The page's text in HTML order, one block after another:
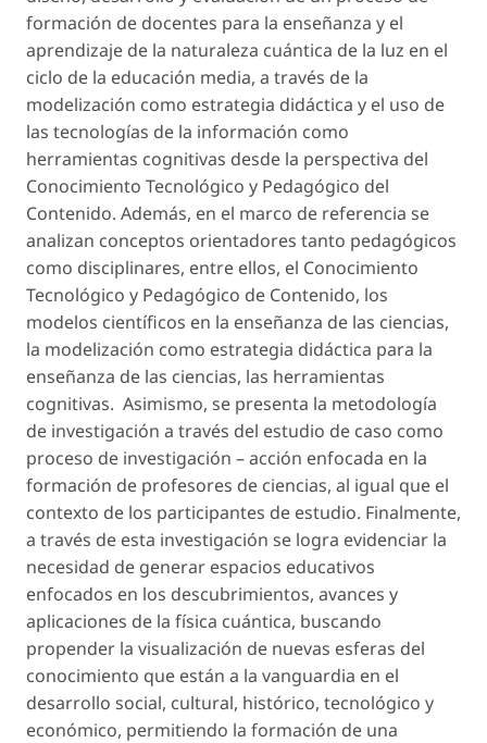
formación de docentes para la enseñanza y el
aprendizaje de la naturaleza cuántica de la luz en el
ciclo de la educación media, a través de la
modelización como estrategia didáctica y el uso de
las tecnologías de la información como
herramientas cognitivas desde la perspectiva del
Conocimiento Tecnológico y Pedagógico del
Contenido. Además, en el marco de referencia se
analizan conceptos orientadores tanto pedagógicos
como disciplinares, entre ellos, el Conocimiento
Tecnológico y Pedagógico de Contenido, los
modelos científicos en la enseñanza de las ciencias,
la modelización como estrategia didáctica para la
enseñanza de las ciencias, las herramientas
cognitivas. Asimismo, se presenta la metodología
de investigación a través del estudio de caso como
proceso de investigación – acción enfocada en la
formación de profesores de ciencias, al igual que el
contexto de los participantes de estudio. Finalmente,
a través de esta investigación se logra evidenciar la
necesidad de generar espacios educativos
enfocados en los descubrimientos, avances y
aplicaciones de la física cuántica, buscando
propender la visualización de nuevas esferas del
conocimiento que están a la vanguardia en el
desarrollo social, cultural, histórico, tecnológico y
económico, permitiendo la formación de una